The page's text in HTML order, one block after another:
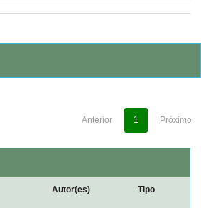
Anterior 1 Próximo
Autor(es) Tipo